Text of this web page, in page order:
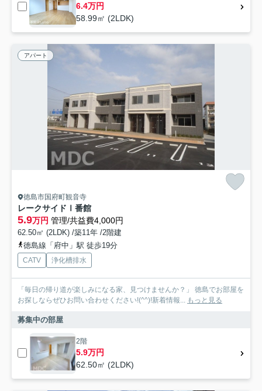
6.4万円
58.99㎡ (2LDK)
アパート
徳島市国府町観音寺
レークサイドⅠ番館
5.9万円 管理/共益費4,000円
62.50㎡ (2LDK) /築11年 /2階建
徳島線「府中」駅 徒歩19分
CATV 浄化槽排水
「毎日の帰り道が楽しみになる家、見つけませんか？」 徳島でお部屋を
お探しならぜひお問い合わせください!(^^)!新着情報...
もっと見る
募集中の部屋
2階
5.9万円
62.50㎡ (2LDK)